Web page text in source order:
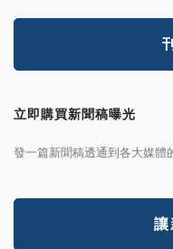
立即購買新聞稿曝光
發一篇新聞稿透通到各大媒體